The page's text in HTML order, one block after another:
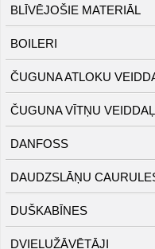
BLĪVĒJOŠIE MATERIĀL
BOILERI
ČUGUNA ATLOKU
ČUGUNA VĪTŅU
DANFOSS
DAUDZSLĀŅU
DUŠKABĪNES
DVIEĻUŽĀVĒTĀJI